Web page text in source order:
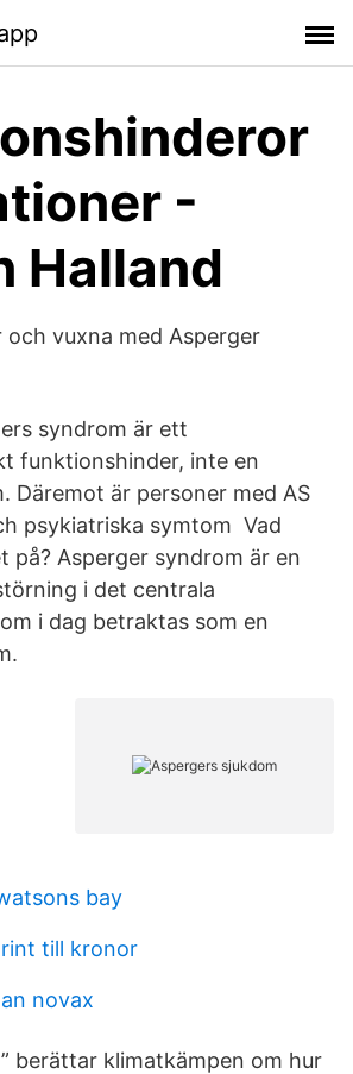
-
Halland
och vuxna med Asperger
syndrom är ett
funktionshinder, inte en
Däremot är personer med AS
psykiatriska symtom Vad
på? Asperger syndrom är en
i det centrala
i dag betraktas som en
bay
till kronor
novax
berättar klimatkämpen om hur